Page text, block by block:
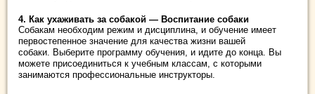
4. Как ухаживать за собакой — Воспитание собаки
Собакам необходим режим и дисциплина, и обучение имеет
первостепенное значение для качества жизни вашей
собаки. Выберите программу обучения, и идите до конца. Вы
можете присоединиться к учебным классам, с которыми
занимаются профессиональные инструкторы.